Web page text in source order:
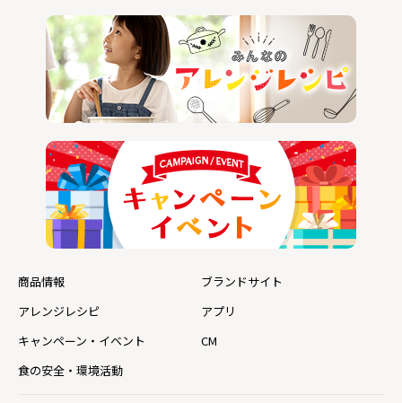
商品情報
ブランドサイト
アレンジレシピ
アプリ
キャンペーン・イベント
CM
食の安全・環境活動